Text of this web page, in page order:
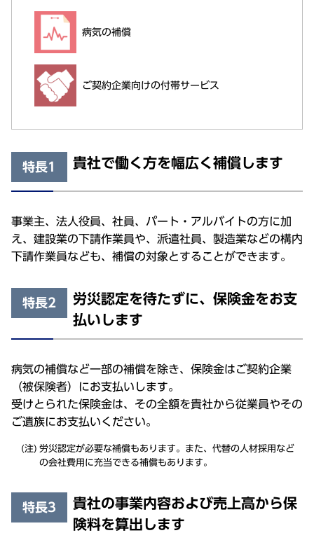
病気の補償
ご契約企業向けの付帯サービス
特長1 貴社で働く方を幅広く補償します
事業主、法人役員、社員、パート・アルバイトの方に加
え、建設業の下請作業員や、派遣社員、製造業などの構内
下請作業員なども、補償の対象とすることができます。
特長2
労災認定を待たずに、保険金をお支
払いします
病気の補償など一部の補償を除き、保険金はご契約企業
（被保険者）にお支払いします。
受けとられた保険金は、その全額を貴社から従業員やその
ご遺族にお支払いください。
労災認定が必要な補償もあります。また、代替の人材採用など
の会社費用に充当できる補償もあります。
特長3
貴社の事業内容および売上高から保
険料を算出します